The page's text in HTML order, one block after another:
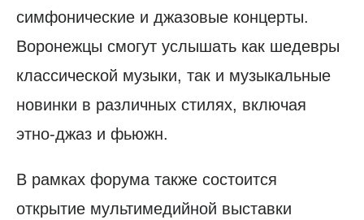
симфонические и джазовые концерты.
Воронежцы смогут услышать как шедевры
классической музыки, так и музыкальные
новинки в различных стилях, включая
этно-джаз и фьюжн.
В рамках форума также состоится
открытие мультимедийной выставки